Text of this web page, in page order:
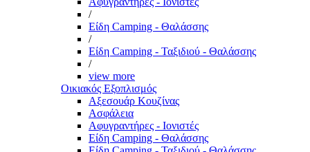
/
Είδη Camping - Θαλάσσης
/
Είδη Camping - Ταξιδιού - Θαλάσσης
/
view more
Οικιακός Εξοπλισμός
Αξεσουάρ Κουζίνας
Ασφάλεια
Αφυγραντήρες - Ιονιστές
Είδη Camping - Θαλάσσης